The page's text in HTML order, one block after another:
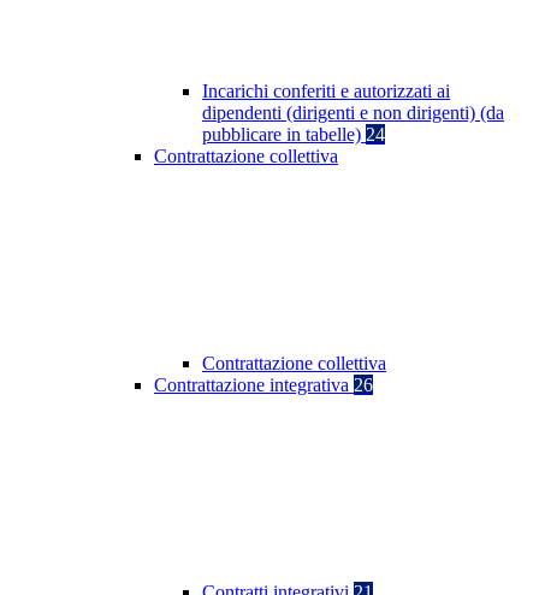
Incarichi conferiti e autorizzati ai
dipendenti (dirigenti e non dirigenti) (da
pubblicare in tabelle) 24
Contrattazione collettiva
Contrattazione collettiva
Contrattazione integrativa 26